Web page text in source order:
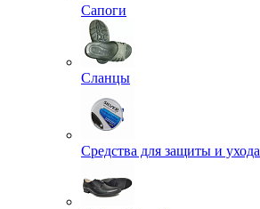
Сапоги
Сланцы
Средства для защиты и ухода